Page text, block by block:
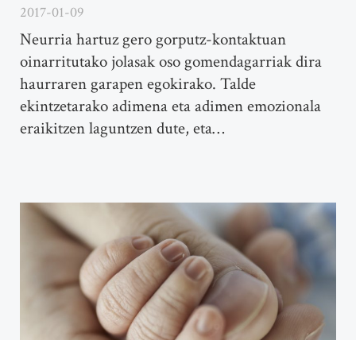
2017-01-09
Neurria hartuz gero gorputz-kontaktuan
oinarritutako jolasak oso gomendagarriak dira
haurraren garapen egokirako. Talde
ekintzetarako adimena eta adimen emozionala
eraikitzen laguntzen dute, eta…